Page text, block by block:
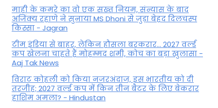
माही के कमरे का वो एक सख्त नियम, संन्यास के बाद
अजिंक्‍य रहाणे ने सुनाया MS Dhoni से जुड़ा बेहद दिलचस्प
किस्सा - Jagran
टीम इंडिया से बाहर, लेकिन हौसला बरकरार... 2027 वर्ल्ड
कप खेलना चाहते हैं मोहम्मद शमी, कोच का बड़ा खुलासा -
Aaj Tak News
विराट कोहली को किया नजरअंदाज, इस भारतीय को दी
तरजीह; 2027 वर्ल्ड कप में किन तीन बैटर के लिए बेकरार
हाशिम अमला? - Hindustan